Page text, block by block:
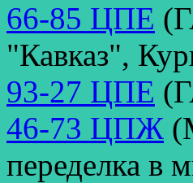
66-85 ЦПЕ
"Кавказ",
93-27 ЦПЕ
46-73 ЦПЖ
переделка в